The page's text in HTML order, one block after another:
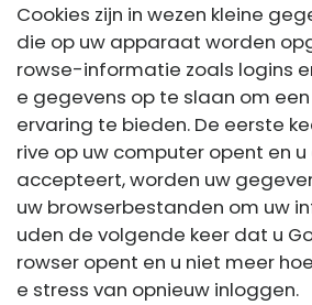
Cookies zijn in wezen kleine
die op uw apparaat worden
rowse-informatie zoals logins
e gegevens op te slaan om
ervaring te bieden. De eerste
rive op uw computer opent en
accepteert, worden uw
uw browserbestanden om uw
uden de volgende keer dat u
rowser opent en u niet meer
e stress van opnieuw inloggen.